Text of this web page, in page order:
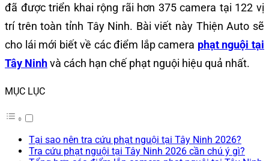
đã được triển khai rộng rãi hơn 375 camera tại 122 vị
trí trên toàn tỉnh Tây Ninh. Bài viết này Thiện Auto sẽ
cho lái mới biết về các điểm lắp camera phạt nguội tại
Tây Ninhvà cách hạn chế phạt nguội hiệu quả nhất.
MỤC LỤC
Tại sao nên tra cứu phạt nguội tại Tây Ninh 2026?
Tra cứu phạt nguội tại Tây Ninh 2026 cần chú ý gì?